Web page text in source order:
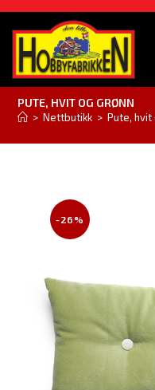
PUTE, HVIT OG GRØNN
> Nettbutikk > Pute, hvit
-26%